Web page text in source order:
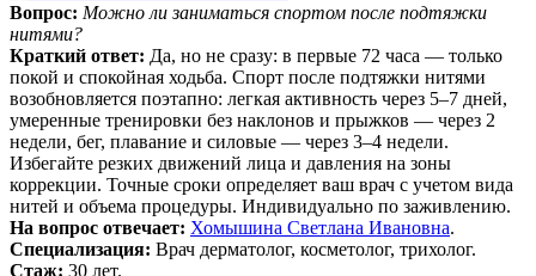
Вопрос: Можно ли заниматься спортом после подтяжки
нитями?
Краткий ответ: Да, но не сразу: в первые 72 часа — только
покой и спокойная ходьба. Спорт после подтяжки нитями
возобновляется поэтапно: легкая активность через 5–7 дней,
умеренные тренировки без наклонов и прыжков — через 2
недели, бег, плавание и силовые — через 3–4 недели.
Избегайте резких движений лица и давления на зоны
коррекции. Точные сроки определяет ваш врач с учетом вида
нитей и объема процедуры. Индивидуально по заживлению.
На вопрос отвечает: Хомышина Светлана Ивановна.
Специализация: Врач дерматолог, косметолог, трихолог.
Стаж: 30 лет.